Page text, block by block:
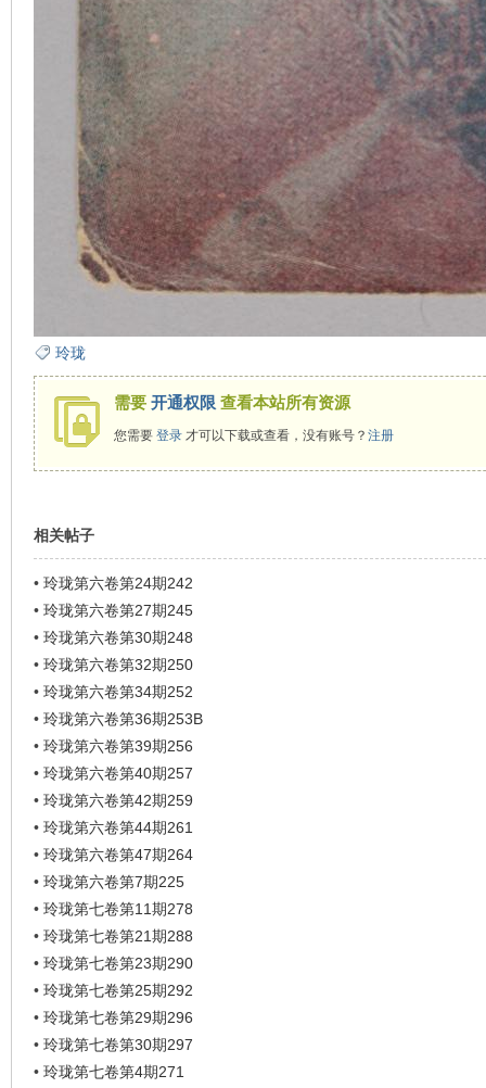
玲珑
需要 开通权限 查看本站所有资源
您需要 登录才可以下载或查看，没有账号？ 注册
相关帖子
• 玲珑第六卷第24期242
• 玲珑第六卷第27期245
• 玲珑第六卷第30期248
• 玲珑第六卷第32期250
• 玲珑第六卷第34期252
• 玲珑第六卷第36期253B
• 玲珑第六卷第39期256
• 玲珑第六卷第40期257
• 玲珑第六卷第42期259
• 玲珑第六卷第44期261
• 玲珑第六卷第47期264
• 玲珑第六卷第7期225
• 玲珑第七卷第11期278
• 玲珑第七卷第21期288
• 玲珑第七卷第23期290
• 玲珑第七卷第25期292
• 玲珑第七卷第29期296
• 玲珑第七卷第30期297
• 玲珑第七卷第4期271